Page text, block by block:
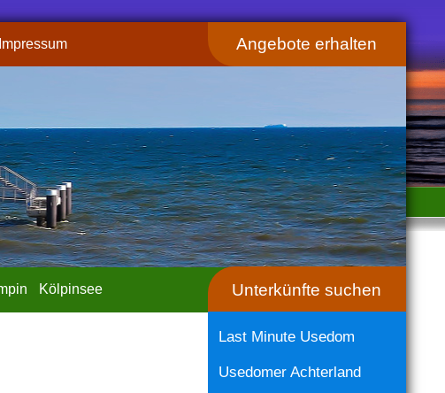
Impressum
Kölpinsee
Angebote erhalten
Unterkünfte suchen
Last Minute Usedom
Usedomer Achterland